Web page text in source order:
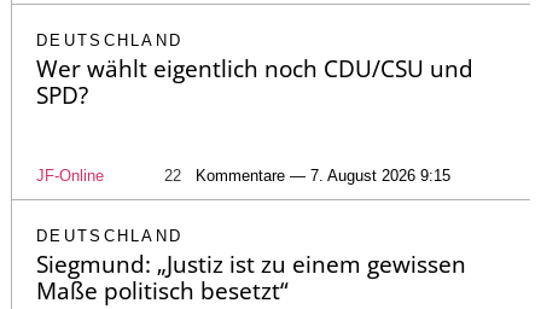
DEUTSCHLAND
Wer wählt eigentlich noch CDU/CSU und
SPD?
JF-Online 22 Kommentare — 7. August 2026 9:15
DEUTSCHLAND
Siegmund: „Justiz ist zu einem gewissen
Maße politisch besetzt“